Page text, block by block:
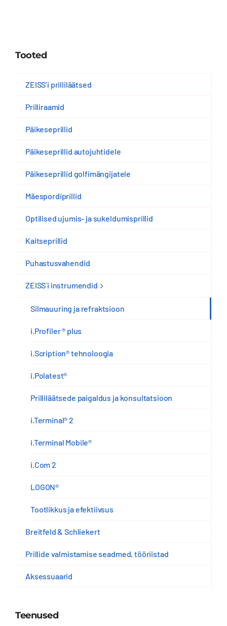
Tooted
ZEISS’i prilliläätsed
Prilliraamid
Päikeseprillid
Päikeseprillid autojuhtidele
Päikeseprillid golfimängijatele
Mäespordiprillid
Optilised ujumis- ja sukeldumisprillid
Kaitseprillid
Puhastusvahendid
ZEISS´i instrumendid
Silmauuring ja refraktsioon
i.Profiler ® plus
i.Scription® tehnoloogia
i.Polatest®
Prilliläätsede paigaldus ja konsultatsioon
i.Terminal® 2
i.Terminal Mobile®
i.Com 2
LOGON®
Tootlikkus ja efektiivsus
Breitfeld & Schliekert
Prillide valmistamise seadmed, tööriistad
Aksessuaarid
Teenused